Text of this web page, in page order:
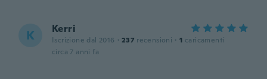
K Kerri
Iscrizione dal 2016 · 237 recensioni · 1 caricamenti
circa 7 anni fa